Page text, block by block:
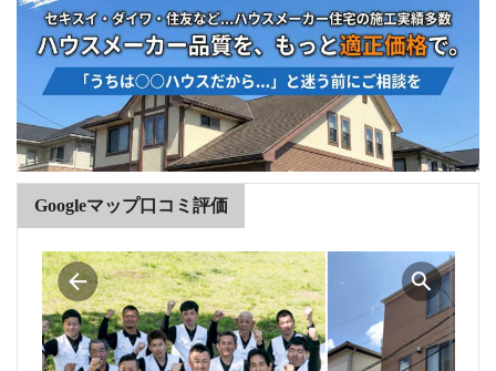
Googleマップ口コミ評価